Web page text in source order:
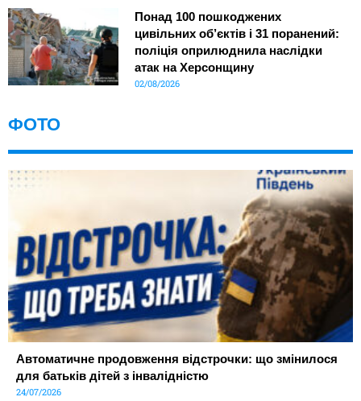
Понад 100 пошкоджених
цивільних об’єктів і 31 поранений:
поліція оприлюднила наслідки
атак на Херсонщину
02/08/2026
ФОТО
Автоматичне продовження відстрочки: що змінилося
для батьків дітей з інвалідністю
24/07/2026